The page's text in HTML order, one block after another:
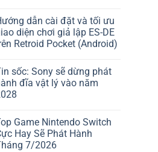
dẫn cài đặt và tối ưu
diện chơi giả lập ES-DE
Retroid Pocket (Android)
sốc: Sony sẽ dừng phát
đĩa vật lý vào năm
Game Nintendo Switch
Hay Sẽ Phát Hành
7/2026